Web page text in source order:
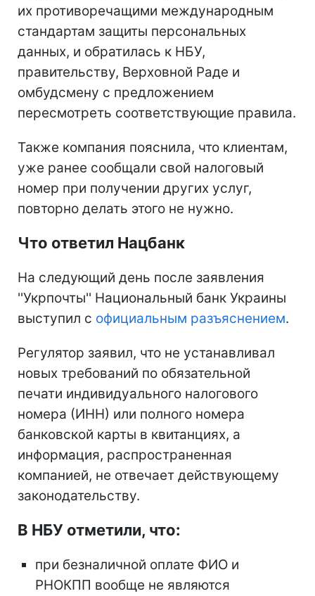
их противоречащими международным
стандартам защиты персональных
данных, и обратилась к НБУ,
правительству, Верховной Раде и
омбудсмену с предложением
пересмотреть соответствующие правила.
Также компания пояснила, что клиентам,
уже ранее сообщали свой налоговый
номер при получении других услуг,
повторно делать этого не нужно.
Что ответил Нацбанк
На следующий день после заявления
''Укрпочты'' Национальный банк Украины
выступил с официальным разъяснением.
Регулятор заявил, что не устанавливал
новых требований по обязательной
печати индивидуального налогового
номера (ИНН) или полного номера
банковской карты в квитанциях, а
информация, распространенная
компанией, не отвечает действующему
законодательству.
В НБУ отметили, что:
при безналичной оплате ФИО и
РНОКПП вообще не являются